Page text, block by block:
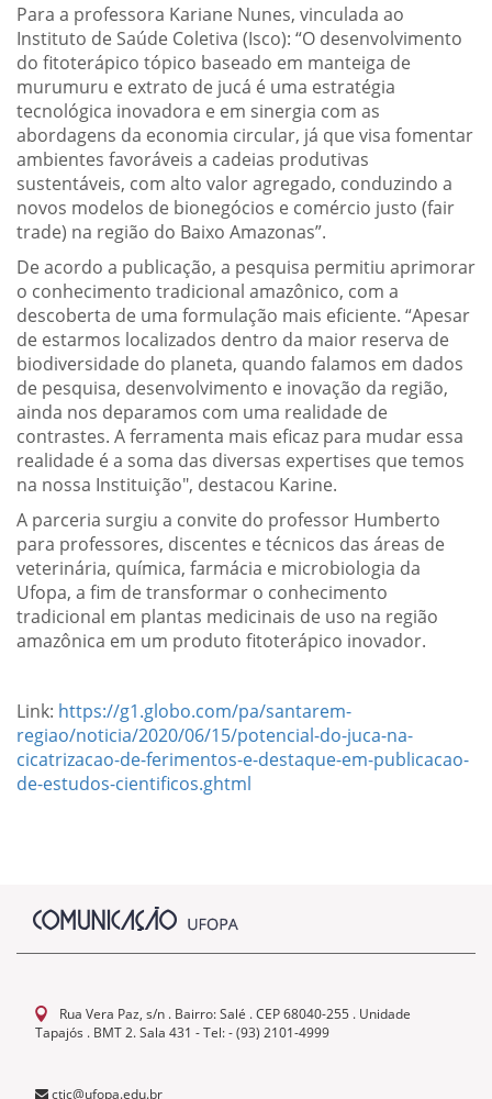
Para a professora Kariane Nunes, vinculada ao
Instituto de Saúde Coletiva (Isco): “O desenvolvimento
do fitoterápico tópico baseado em manteiga de
murumuru e extrato de jucá é uma estratégia
tecnológica inovadora e em sinergia com as
abordagens da economia circular, já que visa fomentar
ambientes favoráveis a cadeias produtivas
sustentáveis, com alto valor agregado, conduzindo a
novos modelos de bionegócios e comércio justo (fair
trade) na região do Baixo Amazonas”.
De acordo a publicação, a pesquisa permitiu aprimorar
o conhecimento tradicional amazônico, com a
descoberta de uma formulação mais eficiente. “Apesar
de estarmos localizados dentro da maior reserva de
biodiversidade do planeta, quando falamos em dados
de pesquisa, desenvolvimento e inovação da região,
ainda nos deparamos com uma realidade de
contrastes. A ferramenta mais eficaz para mudar essa
realidade é a soma das diversas expertises que temos
na nossa Instituição", destacou Karine.
A parceria surgiu a convite do professor Humberto
para professores, discentes e técnicos das áreas de
veterinária, química, farmácia e microbiologia da
Ufopa, a fim de transformar o conhecimento
tradicional em plantas medicinais de uso na região
amazônica em um produto fitoterápico inovador.
Link: https://g1.globo.com/pa/santarem-
regiao/noticia/2020/06/15/potencial-do-juca-na-
cicatrizacao-de-ferimentos-e-destaque-em-publicacao-
de-estudos-cientificos.ghtml
Rua Vera Paz, s/n . Bairro: Salé . CEP 68040-255 . Unidade
Tapajós . BMT 2. Sala 431 - Tel: - (93) 2101-4999
ctic@ufopa.edu.br